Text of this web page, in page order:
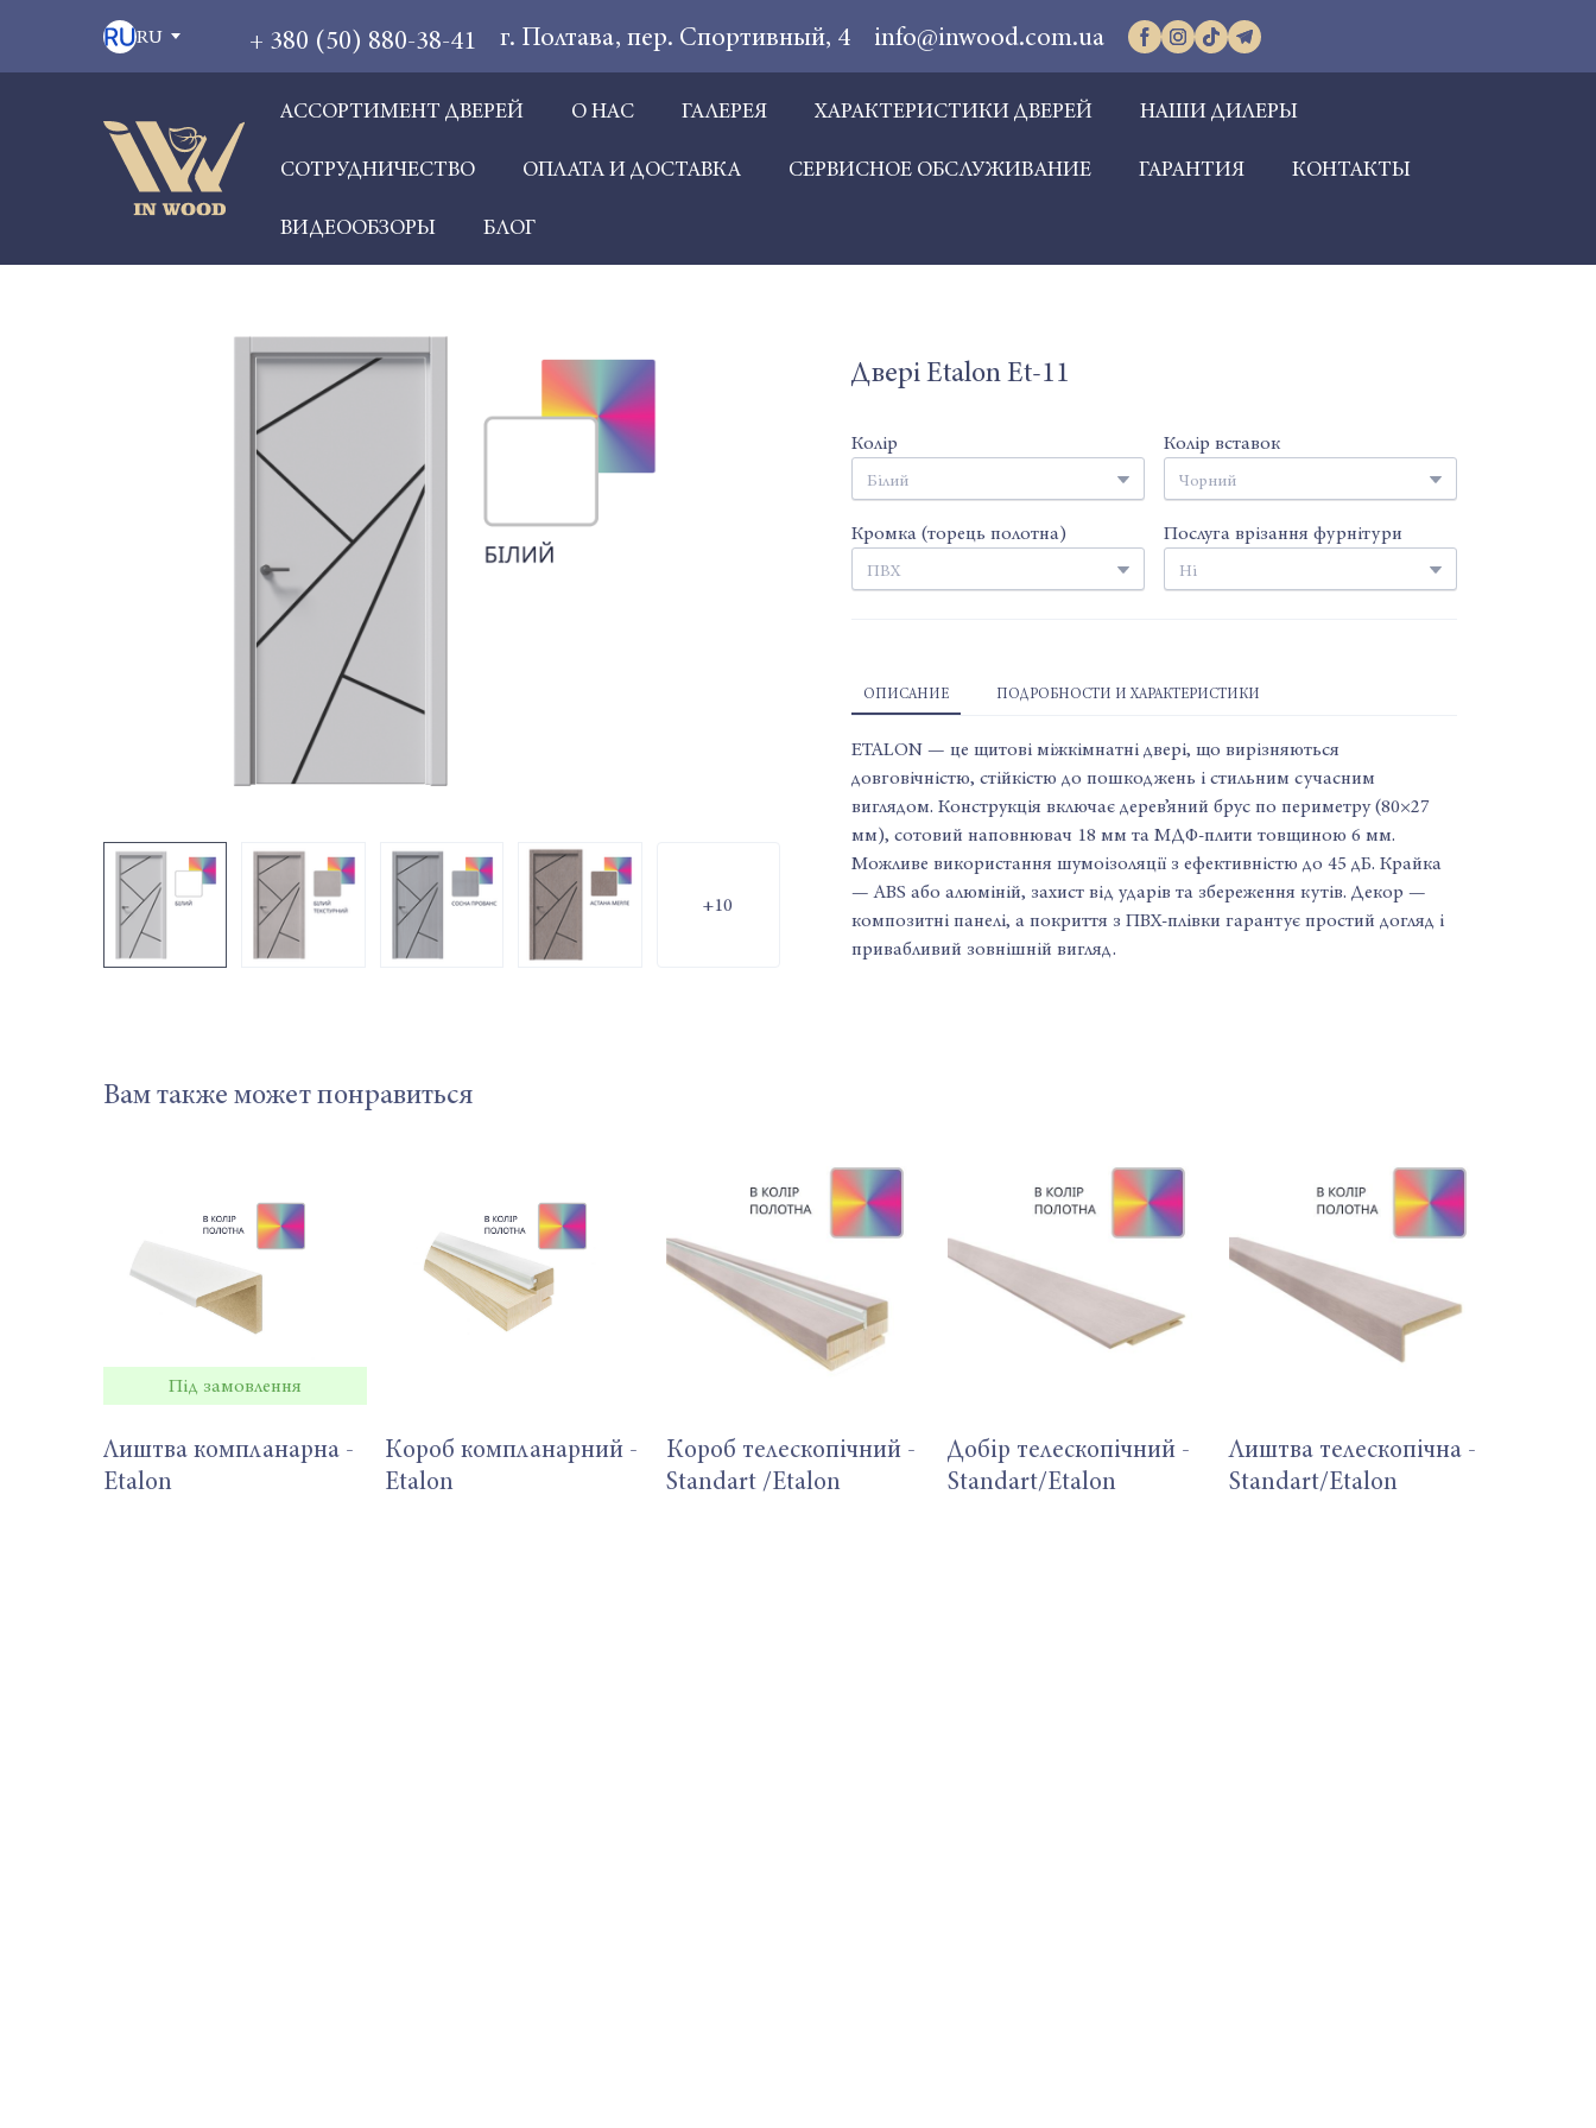
RU + 380 (50) 880-38-41 г. Полтава, пер. Спортивный, 4 info@inwood.com.ua
АССОРТИМЕНТ ДВЕРЕЙ О НАС ГАЛЕРЕЯ ХАРАКТЕРИСТИКИ ДВЕРЕЙ НАШИ ДИЛЕРЫ
СОТРУДНИЧЕСТВО ОПЛАТА И ДОСТАВКА СЕРВИСНОЕ ОБСЛУЖИВАНИЕ ГАРАНТИЯ КОНТАКТЫ
ВИДЕООБЗОРЫ БЛОГ
+10
Двері Etalon Et-11
Колір Колір вставок
Кромка (торець полотна) Послуга врізання фурнітури
ОПИСАНИЕ ПОДРОБНОСТИ И ХАРАКТЕРИСТИКИ
ETALON — це щитові міжкімнатні двері, що вирізняються
довговічністю, стійкістю до пошкоджень і стильним сучасним
виглядом. Конструкція включає дерев’яний брус по периметру (80×27
мм), сотовий наповнювач 18 мм та МДФ-плити товщиною 6 мм.
Можливе використання шумоізоляції з ефективністю до 45 дБ. Крайка
— ABS або алюміній, захист від ударів та збереження кутів. Декор —
композитні панелі, а покриття з ПВХ-плівки гарантує простий догляд і
привабливий зовнішній вигляд.
Вам также может понравиться
Під замовлення
Лиштва компланарна -
Etalon
Короб компланарний -
Etalon
Короб телескопічний -
Standart /Etalon
Добір телескопічний -
Standart/Etalon
Лиштва телескопічна -
Standart/Etalon